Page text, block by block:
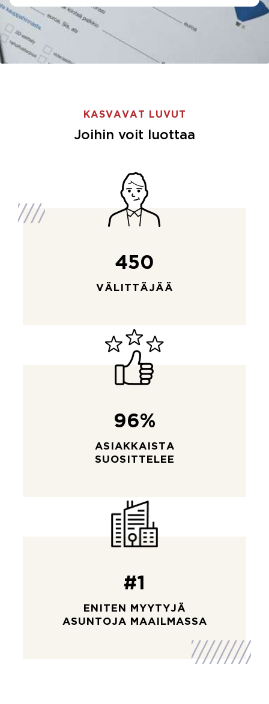
KASVAVAT LUVUT
Joihin voit luottaa
450
VÄLITTÄJÄÄ
96%
ASIAKKAISTA
SUOSITTELEE
#1
ENITEN MYYTYJÄ
ASUNTOJA MAAILMASSA